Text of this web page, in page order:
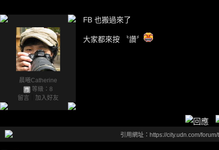
晨曦Catherine
等級：8
留言
加入好友
FB 也搬過來了
大家都來按 〝讚〞
引用網址：https://city.udn.com/